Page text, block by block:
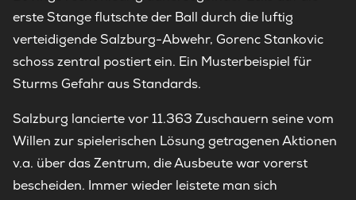
erste Stange flutschte der Ball durch die luftig
verteidigende Salzburg-Abwehr, Gorenc Stankovic
schoss zentral postiert ein. Ein Musterbeispiel für
Sturms Gefahr aus Standards.
Salzburg lancierte vor 11.363 Zuschauern seine vom
Willen zur spielerischen Lösung getragenen Aktionen
v.a. über das Zentrum, die Ausbeute war vorerst
bescheiden. Immer wieder leistete man sich